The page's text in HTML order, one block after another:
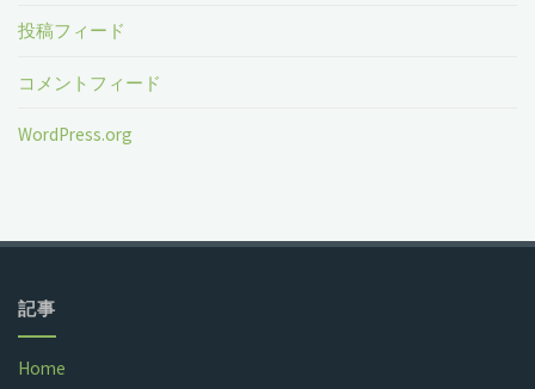
投稿フィード
コメントフィード
WordPress.org
記事
Home